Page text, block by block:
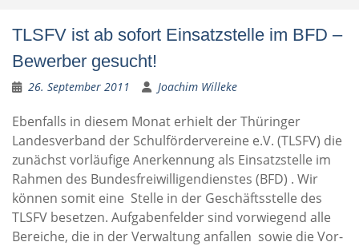
TLSFV ist ab sofort Einsatzstelle im BFD –
Bewerber gesucht!
26. September 2011 Joachim Willeke
Ebenfalls in diesem Monat erhielt der Thüringer
Landesverband der Schulfördervereine e.V. (TLSFV) die
zunächst vorläufige Anerkennung als Einsatzstelle im
Rahmen des Bundesfreiwilligendienstes (BFD) . Wir
können somit eine Stelle in der Geschäftsstelle des
TLSFV besetzen. Aufgabenfelder sind vorwiegend alle
Bereiche, die in der Verwaltung anfallen sowie die Vor-